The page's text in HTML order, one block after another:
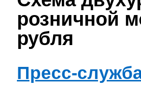
розничной
рубля
Пресс-